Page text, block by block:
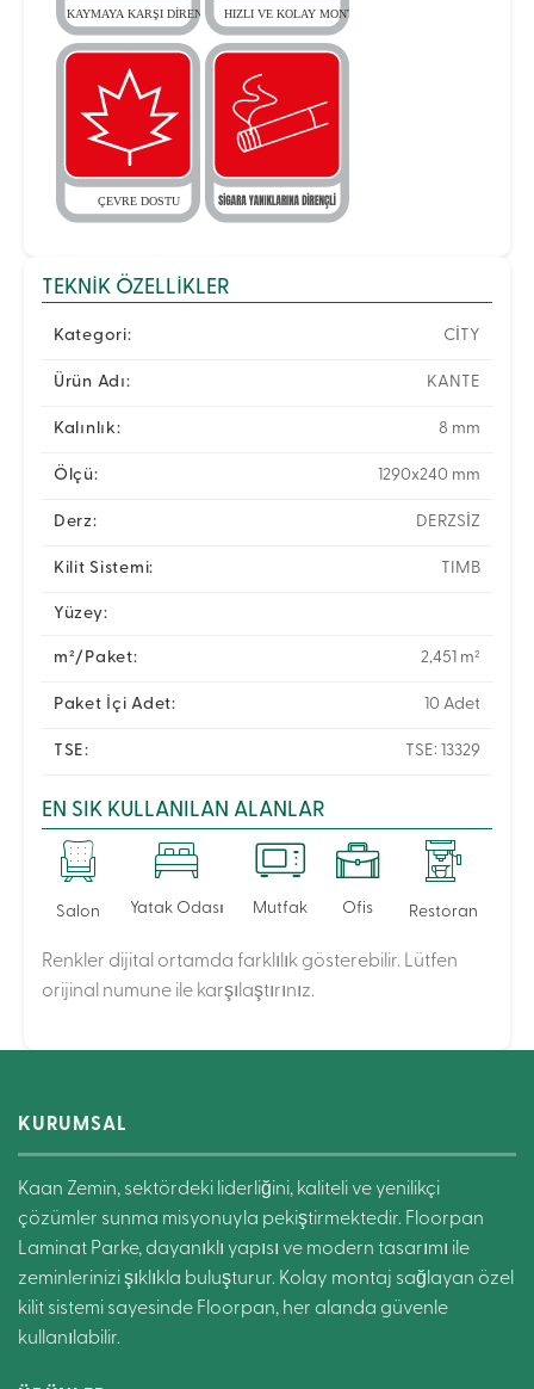
TEKNIK ÖZELLIKLER
Kategori: CİTY
Ürün Adı: KANTE
Kalınlık: 8 mm
Ölçü: 1290x240 mm
Derz: DERZSİZ
Kilit Sistemi: TIMB
Yüzey:
m²/Paket: 2,451 m²
Paket İçi Adet: 10 Adet
TSE: TSE: 13329
EN SIK KULLANILAN ALANLAR
Salon Yatak Odası Mutfak Ofis Restoran
Renkler dijital ortamda farklılık gösterebilir. Lütfen
orijinal numune ile karşılaştırınız.
KURUMSAL
Kaan Zemin, sektördeki liderliğini, kaliteli ve yenilikçi
çözümler sunma misyonuyla pekiştirmektedir. Floorpan
Laminat Parke, dayanıklı yapısı ve modern tasarımı ile
zeminlerinizi şıklıkla buluşturur. Kolay montaj sağlayan özel
kilit sistemi sayesinde Floorpan, her alanda güvenle
kullanılabilir.